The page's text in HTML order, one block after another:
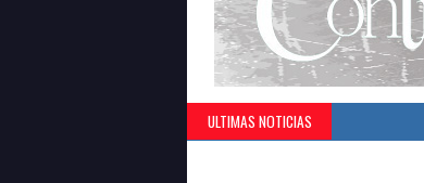
ULTIMAS NOTICIAS